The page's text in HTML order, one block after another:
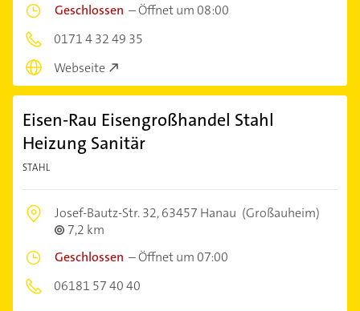
Geschlossen –Öffnet um 08:00
0171 4 32 49 35
Webseite
Eisen-Rau Eisengroßhandel Stahl
Heizung Sanitär
STAHL
Josef-Bautz-Str. 32,63457 Hanau (Großauheim)
7,2 km
Geschlossen –Öffnet um 07:00
06181 57 40 40